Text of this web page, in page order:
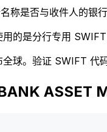
称是否与收件人的银行
的是分行专用
球。验证 SWIFT 代
ASSET